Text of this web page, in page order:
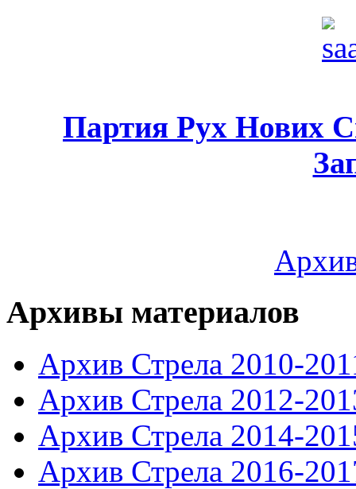
Партия Рух Нових
Архивы материалов
Архив Стрела 2010-
Архив Стрела 2012-
Архив Стрела 2014-
Архив Стрела 2016-